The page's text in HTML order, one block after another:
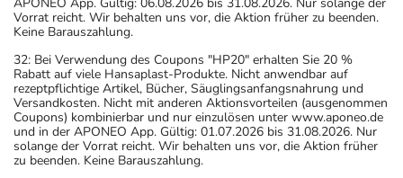
Vorrat reicht. Wir behalten uns vor, die Aktion früher zu beenden.
Keine Barauszahlung.
32: Bei Verwendung des Coupons "HP20" erhalten Sie 20 %
Rabatt auf viele Hansaplast-Produkte. Nicht anwendbar auf
rezeptpflichtige Artikel, Bücher, Säuglingsanfangsnahrung und
Versandkosten. Nicht mit anderen Aktionsvorteilen (ausgenommen
Coupons) kombinierbar und nur einzulösen unter www.aponeo.de
und in der APONEO App. Gültig: 01.07.2026 bis 31.08.2026. Nur
solange der Vorrat reicht. Wir behalten uns vor, die Aktion früher
zu beenden. Keine Barauszahlung.